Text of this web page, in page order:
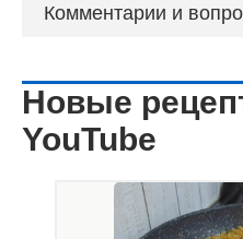
Комментарии и
Новые
YouTube